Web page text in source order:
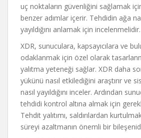
uç noktaların güvenliğini sağlamak
benzer adımlar içerir. Tehdidin ağa
yayıldığını anlamak için incelenmelidir.
XDR, sunuculara, kapsayıcılara ve
odaklanmak için özel olarak
yalıtma yeteneği sağlar. XDR daha
yükünü nasıl etkilediğini araştırır ve
nasıl yayıldığını inceler. Ardından
tehdidi kontrol altına almak için
Tehdit yalıtımı, saldırılardan
süreyi azaltmanın önemli bir